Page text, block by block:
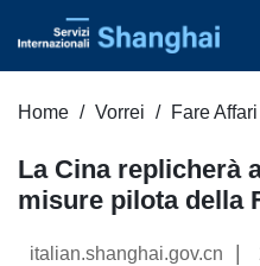
Home Vorrei Fare Affari
La Cina replicherà
misure pilota della
italian.shanghai.gov.cn |